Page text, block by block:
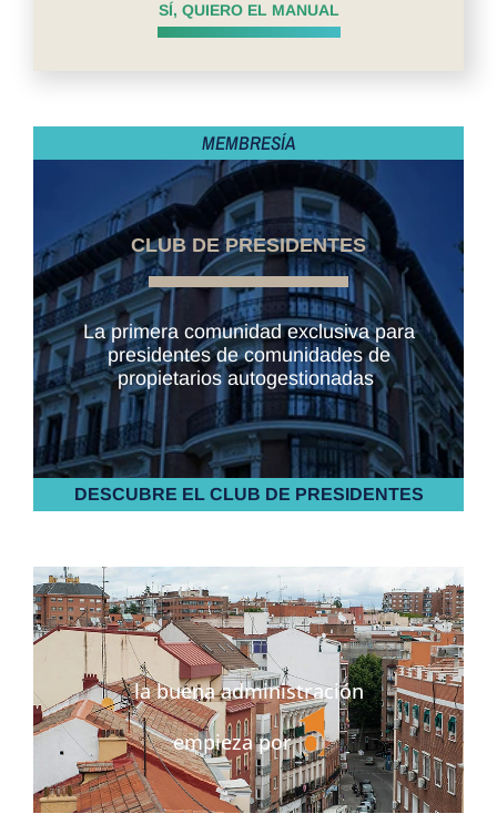
SÍ, QUIERO EL MANUAL
MEMBRESÍA
CLUB DE PRESIDENTES
La primera comunidad exclusiva para
presidentes de comunidades de
propietarios autogestionadas
DESCUBRE EL CLUB DE PRESIDENTES
la buena administración
empieza por